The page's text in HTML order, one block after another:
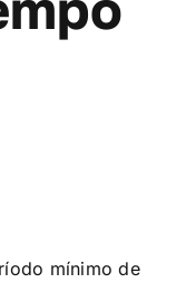
mínimo de